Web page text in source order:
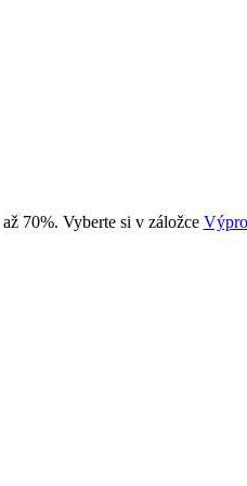
70%. Vyberte si v záložce